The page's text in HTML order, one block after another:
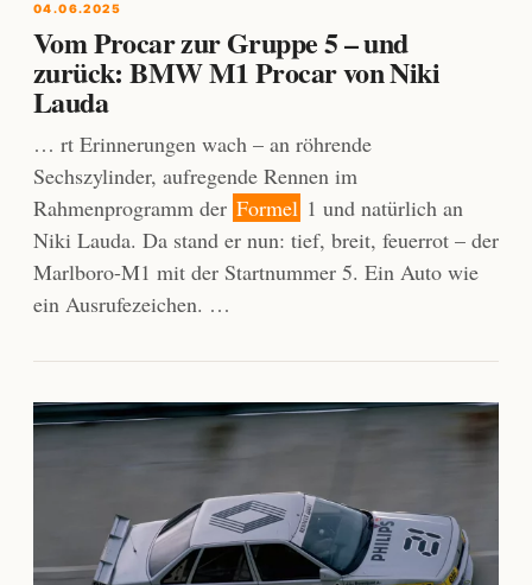
04.06.2025
Vom Procar zur Gruppe 5 – und
zurück: BMW M1 Procar von Niki
Lauda
… rt Erinnerungen wach – an röhrende
Sechszylinder, aufregende Rennen im
Rahmenprogramm der Formel 1 und natürlich an
Niki Lauda. Da stand er nun: tief, breit, feuerrot – der
Marlboro-M1 mit der Startnummer 5. Ein Auto wie
ein Ausrufezeichen. …